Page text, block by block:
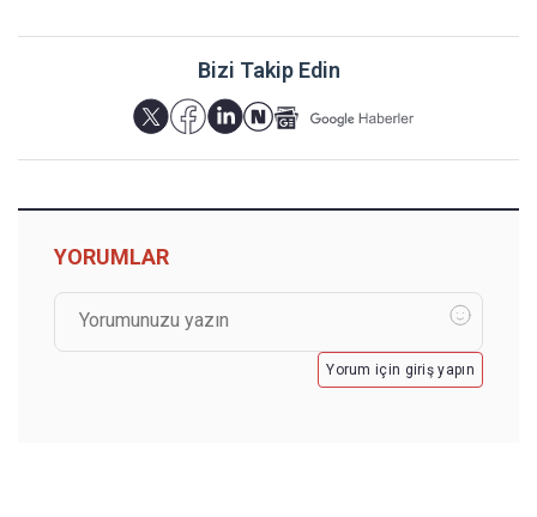
Bizi Takip Edin
YORUMLAR
Yorum için giriş yapın